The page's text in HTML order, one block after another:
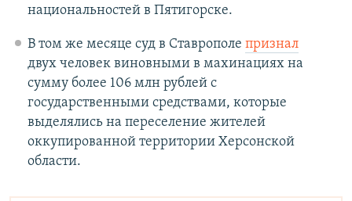
национальностей в Пятигорске.
В том же месяце суд в Ставрополе признал
двух человек виновными в махинациях на
сумму более 106 млн рублей с
государственными средствами, которые
выделялись на переселение жителей
оккупированной территории Херсонской
области.